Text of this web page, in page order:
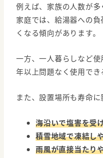
例えば、家族の人数が
家庭では、給湯器への
くなる傾向があります。
一方、一人暮らしなど
年以上問題なく使用でき
また、設置場所も寿命に
海沿いで塩害を受
積雪地域で凍結し
雨風が直接当たり